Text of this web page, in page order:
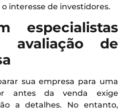
interesse de investidores.
especialistas
avaliação de
sua empresa para uma
antes da venda exige
a detalhes. No entanto,